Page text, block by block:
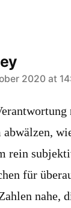
2020 at
rein
für
nahe,